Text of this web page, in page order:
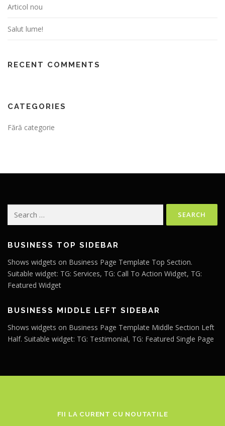
Articol nou
Salut lume!
RECENT COMMENTS
CATEGORIES
Fără categorie
BUSINESS TOP SIDEBAR
Shows widgets on Business Page Template Top Section.
Suitable widget: TG: Services, TG: Call To Action Widget, TG:
Featured Widget
BUSINESS MIDDLE LEFT SIDEBAR
Shows widgets on Business Page Template Middle Section Left
Half. Suitable widget: TG: Testimonial, TG: Featured Single Page
FII LA CURENT CU NOUTATILE